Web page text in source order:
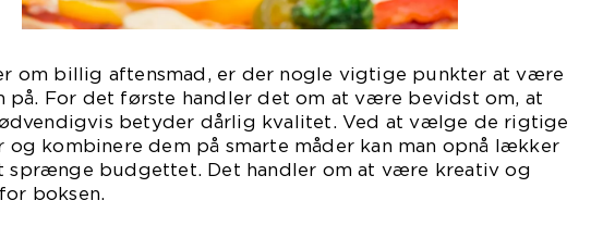
om billig aftensmad, er der nogle vigtige punkter at være
på. For det første handler det om at være bevidst om, at
betyder dårlig kvalitet. Ved at vælge de rigtige
og kombinere dem på smarte måder kan man opnå lækker
sprænge budgettet. Det handler om at være kreativ og
boksen.